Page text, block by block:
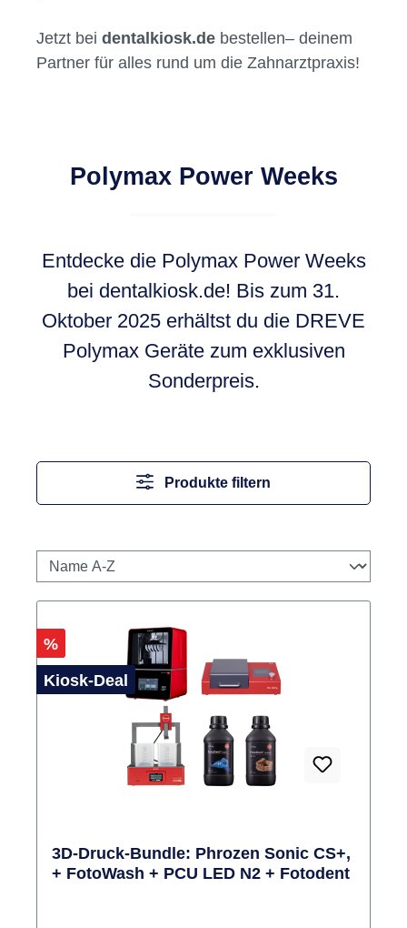
Jetzt bei dentalkiosk.de bestellen– deinem
Partner für alles rund um die Zahnarztpraxis!
Polymax Power Weeks
Entdecke die Polymax Power Weeks
bei dentalkiosk.de! Bis zum 31.
Oktober 2025 erhältst du die DREVE
Polymax Geräte zum exklusiven
Sonderpreis.
Produkte filtern
Rabatt
%
Kiosk-Deal
3D-Druck-Bundle: Phrozen Sonic CS+,
+ FotoWash + PCU LED N2 + Fotodent